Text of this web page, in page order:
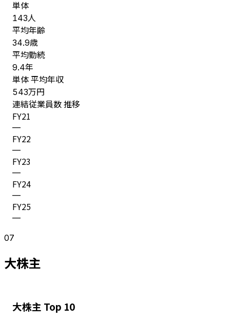
単体
143人
平均年齢
34.9歳
平均勤続
9.4年
単体 平均年収
543万円
連結従業員数 推移
FY21
—
FY22
—
FY23
—
FY24
—
FY25
—
07
大株主
大株主 Top 10